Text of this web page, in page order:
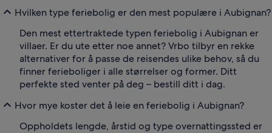
Hvilken type feriebolig er den mest populære i Aubignan?
Den mest ettertraktede typen feriebolig i Aubignan er
villaer. Er du ute etter noe annet? Vrbo tilbyr en rekke
alternativer for å passe de reisendes ulike behov, så du
finner ferieboliger i alle størrelser og former. Ditt
perfekte sted venter på deg – bestill ditt i dag.
Hvor mye koster det å leie en feriebolig i Aubignan?
Oppholdets lengde, årstid og type overnattingssted er